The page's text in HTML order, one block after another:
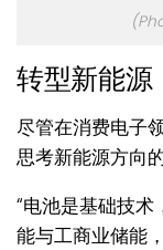
转型新能源
尽管在消费电子
思考新能源方向
“电池是基础技
能与工商业储能